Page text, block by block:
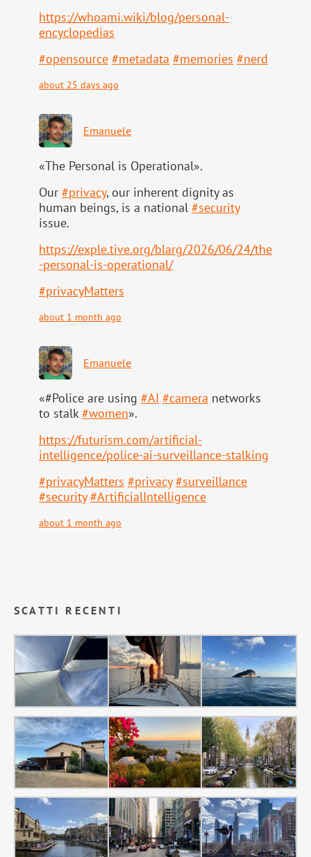
https://whoami.wiki/blog/personal-
encyclopedias
#opensource #metadata #memories #nerd
about 25 days ago
Emanuele
«The Personal is Operational».
Our #privacy, our inherent dignity as
human beings, is a national #security
issue.
https://exple.tive.org/blarg/2026/06/24/the
-personal-is-operational/
#privacyMatters
about 1 month ago
Emanuele
«#Police are using #AI #camera networks
to stalk#women».
https://futurism.com/artificial-
intelligence/police-ai-surveillance-stalking
#privacyMatters #privacy #surveillance
#security #ArtificialIntelligence
about 1 month ago
SCATTI RECENTI